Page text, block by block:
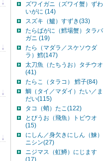
ズワイガニ（ズワイ蟹）ずわ
いがに (14)
スズキ（鱸）すずき(33)
たらばがに（鱈場蟹）タラバ
ガニ (19)
たら（マダラ／スケソウダ
ラ）鱈(147)
太刀魚（たちうお）タチウオ
(41)
たらこ（タラコ） 鱈子(84)
鯛（タイ／マダイ）たい／ま
だい(115)
タコ（蛸）たこ(122)
とびうお（飛魚）トビウオ
(15)
にしん／身欠きにしん（鰊）
ニシン(27)
ニジマス（虹鱒）にじます
(17)